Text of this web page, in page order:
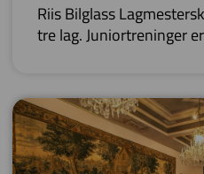
Riis Bilglass
tre lag. Juniortreninger